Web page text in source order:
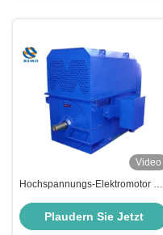
Video
Hochspannungs-Elektromotor der
Ring Elektromotor
Plaudern Sie Jetzt